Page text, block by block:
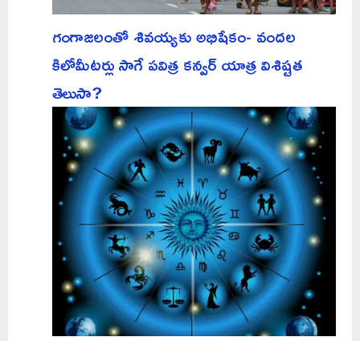
గంగాజలంతో శివయ్యకు అభిషేకం- వందల
కిలోమీటర్లు సాగే పవిత్ర కన్వర్ యాత్ర విశిష్టత
తెలుసా?